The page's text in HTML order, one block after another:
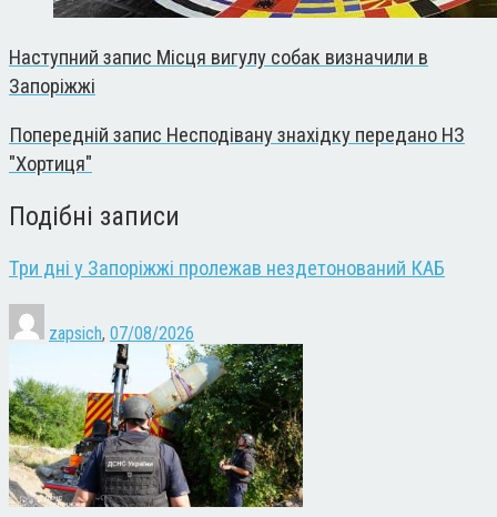
Наступний запис Місця вигулу собак визначили в
Запоріжжі
Попередній запис Несподівану знахідку передано НЗ
"Хортиця"
Подібні записи
Три дні у Запоріжжі пролежав нездетонований КАБ
zapsich, 07/08/2026